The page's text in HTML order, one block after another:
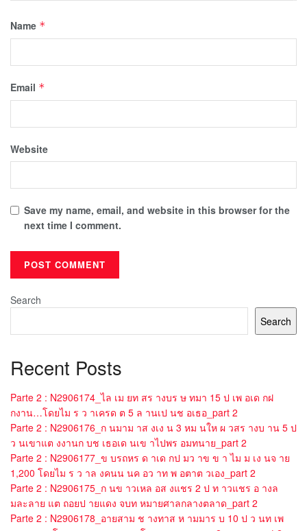
Name *
Email *
Website
Save my name, email, and website in this browser for the
next time I comment.
Search
Search
Recent Posts
Parte 2 : N2906174_ไล เม ยท สร างบร ษ ทมา 15 ป เพ อเด กฝ
กงาน…โดยไม ร ว าเครด ต 5 ล านเป นช อเธอ_part 2
Parte 2 : N2906176_ก นมาม าส งเง น 3 หม นให ผ วสร างบ าน 5 ป
ว นเขาแต งงานก บช เธอเด นเข าไปพร อมทนาย_part 2
Parte 2 : N2906177_ข บรถหร ด าเด กป มว าข ข า ไม ม เง นจ าย
1,200 โดยไม ร ว าล งคนน นค อว าท พ อตาต วเอง_part 2
Parte 2 : N2906175_ก นข าวเหล อส งแชร 2 ป ท าวแชร อ างล
มละลาย แต ถอยป ายแดง จบท หมายศาลกลางตลาด_part 2
Parte 2 : N2906178_อายสาม ช างทาส ห ามมาร บ 10 ป ว นท เพ